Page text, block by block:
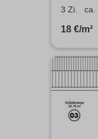
ruhigem
3 Zi. ca.
18 €/m²